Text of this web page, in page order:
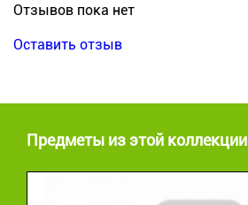
Отзывов пока нет
Оставить отзыв
Предметы из этой коллекции